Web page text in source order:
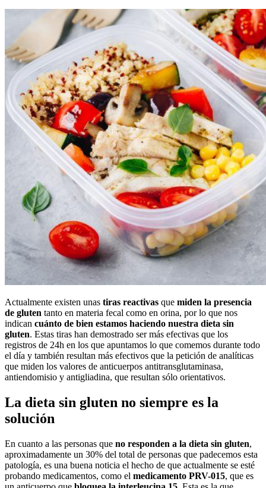
Actualmente existen unas tiras reactivas que miden la presencia
de gluten tanto en materia fecal como en orina, por lo que nos
indican cuánto de bien estamos haciendo nuestra dieta sin
gluten. Estas tiras han demostrado ser más efectivas que los
registros de 24h en los que apuntamos lo que comemos durante todo
el día y también resultan más efectivos que la petición de analíticas
que miden los valores de anticuerpos antitransglutaminasa,
antiendomisio y antigliadina, que resultan sólo orientativos.
La dieta sin gluten no siempre es la
solución
En cuanto a las personas que no responden a la dieta sin gluten,
aproximadamente un 30% del total de personas que padecemos esta
patología, es una buena noticia el hecho de que actualmente se esté
probando medicamentos, como el medicamento PRV-015, que es